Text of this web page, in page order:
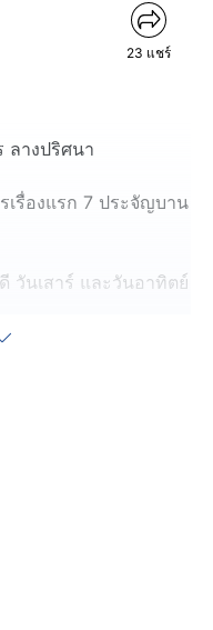
23 แชร์
ลางปริศนา
เรื่องแรก 7 ประจัญบาน
วันเสาร์ และวันอาทิตย์